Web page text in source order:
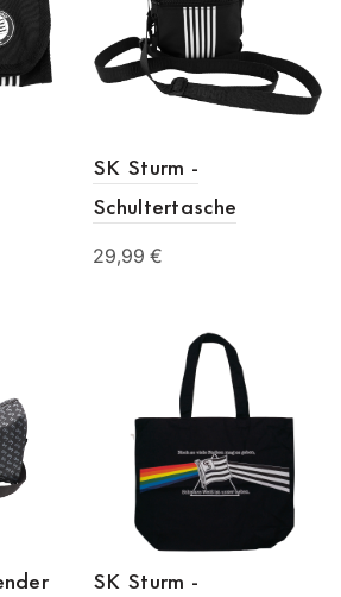
SK Sturm -
Schultertasche
29,99 €
SK Sturm -